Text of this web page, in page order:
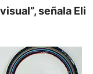
señala Eli